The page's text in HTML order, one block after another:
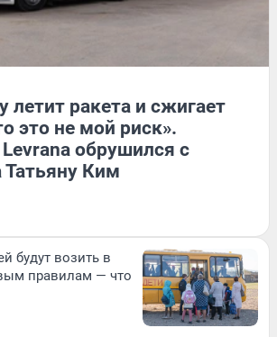
летит ракета и сжигает
это не мой риск».
обрушился с
Татьяну Ким
будут возить в
правилам — что